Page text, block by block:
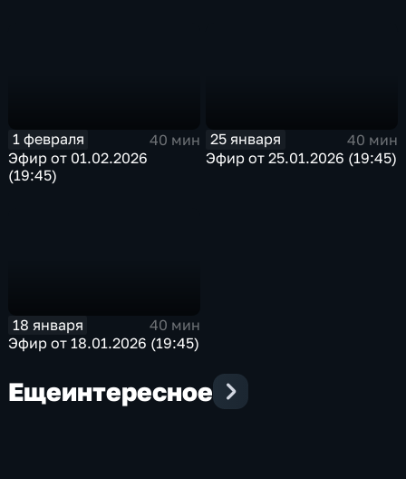
1 февраля
40 мин
Эфир от 01.02.2026
(19:45)
25 января
40 мин
Эфир от 25.01.2026 (19:45)
18 января
40 мин
Эфир от 18.01.2026 (19:45)
Ещеинтересное